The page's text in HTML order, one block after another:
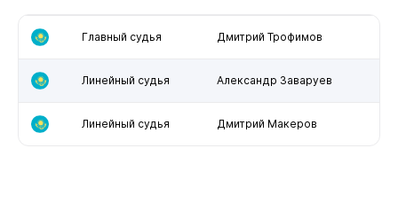
Главный судья Дмитрий Трофимов
Линейный судья Александр Заваруев
Линейный судья Дмитрий Макеров